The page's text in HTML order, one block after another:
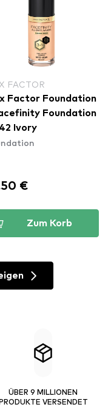
FACTOR
Factor Foundation
Foundation
Ivory
€
Zum Korb
ÜBER 9 MILLIONEN
VERSENDET